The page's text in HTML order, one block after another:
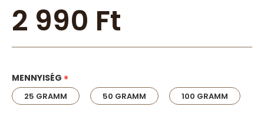
2 990 Ft
MENNYISÉG
25 GRAMM 50 GRAMM 100 GRAMM